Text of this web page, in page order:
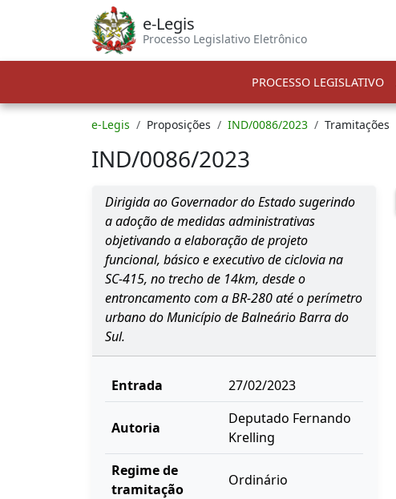
e-Legis
Processo Legislativo Eletrônico
PROCESSO LEGISLATIVO
e-Legis Proposições IND/0086/2023 Tramitações
IND/0086/2023
Dirigida ao Governador do Estado sugerindo
a adoção de medidas administrativas
objetivando a elaboração de projeto
funcional, básico e executivo de ciclovia na
SC-415, no trecho de 14km, desde o
entroncamento com a BR-280 até o perímetro
urbano do Município de Balneário Barra do
Sul.
Entrada 27/02/2023
Autoria
Deputado Fernando
Krelling
Regime de
tramitação
Ordinário